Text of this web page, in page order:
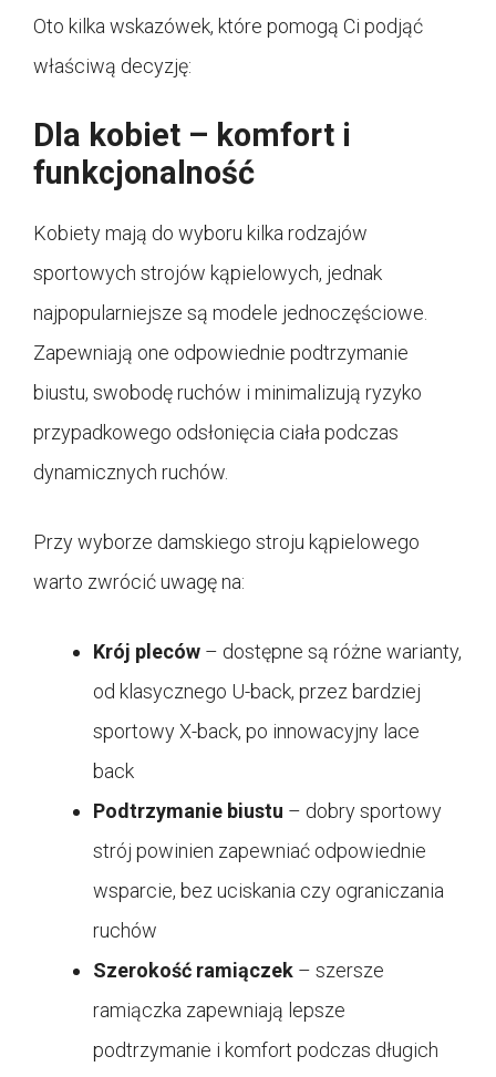
Oto kilka wskazówek, które pomogą Ci podjąć
właściwą decyzję:
Dla kobiet – komfort i
funkcjonalność
Kobiety mają do wyboru kilka rodzajów
sportowych strojów kąpielowych, jednak
najpopularniejsze są modele jednoczęściowe.
Zapewniają one odpowiednie podtrzymanie
biustu, swobodę ruchów i minimalizują ryzyko
przypadkowego odsłonięcia ciała podczas
dynamicznych ruchów.
Przy wyborze damskiego stroju kąpielowego
warto zwrócić uwagę na:
Krój pleców – dostępne są różne warianty,
od klasycznego U-back, przez bardziej
sportowy X-back, po innowacyjny lace
back
Podtrzymanie biustu – dobry sportowy
strój powinien zapewniać odpowiednie
wsparcie, bez uciskania czy ograniczania
ruchów
Szerokość ramiączek – szersze
ramiączka zapewniają lepsze
podtrzymanie i komfort podczas długich